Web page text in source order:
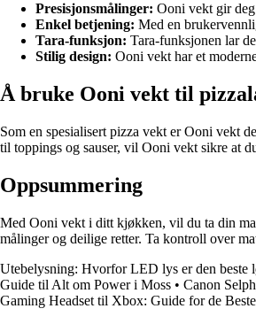
Presisjonsmålinger: Ooni vekt gir
Enkel betjening: Med en
Tara-funksjon: Tara-funksjonen lar
Stilig design: Ooni vekt har et
Å bruke Ooni vekt til
Som en spesialisert pizza vekt er Ooni vekt
til toppings og sauser, vil Ooni vekt sikre at
Oppsummering
Med Ooni vekt i ditt kjøkken, vil du ta din
målinger og deilige retter. Ta kontroll over
Utebelysning: Hvorfor LED lys er den beste
Guide til Alt om Power i Moss • Canon
Gaming Headset til Xbox: Guide for de